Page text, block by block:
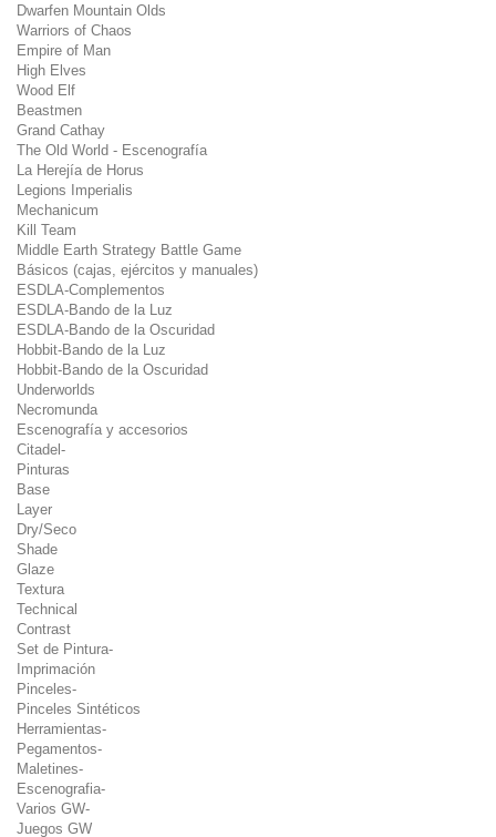
Dwarfen Mountain Olds
Warriors of Chaos
Empire of Man
High Elves
Wood Elf
Beastmen
Grand Cathay
The Old World - Escenografía
La Herejía de Horus
Legions Imperialis
Mechanicum
Kill Team
Middle Earth Strategy Battle Game
Básicos (cajas, ejércitos y manuales)
ESDLA-Complementos
ESDLA-Bando de la Luz
ESDLA-Bando de la Oscuridad
Hobbit-Bando de la Luz
Hobbit-Bando de la Oscuridad
Underworlds
Necromunda
Escenografía y accesorios
Citadel-
Pinturas
Base
Layer
Dry/Seco
Shade
Glaze
Textura
Technical
Contrast
Set de Pintura-
Imprimación
Pinceles-
Pinceles Sintéticos
Herramientas-
Pegamentos-
Maletines-
Escenografia-
Varios GW-
Juegos GW